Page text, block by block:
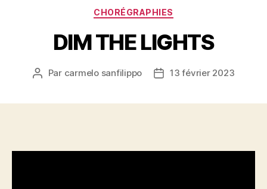
de
Billy-
Berclau
(62)
Catégories
CHORÉGRAPHIES
DIM THE LIGHTS
Auteur
Par carmelo sanfilippo
Date13 février 2023